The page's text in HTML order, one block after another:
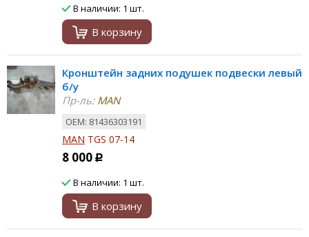
В наличии: 1 шт.
В корзину
Кронштейн задних подушек подвески левый
б/у
Пр-ль:MAN
ОЕМ: 81436303191
MAN TGS 07-14
8 000 Р
В наличии: 1 шт.
В корзину